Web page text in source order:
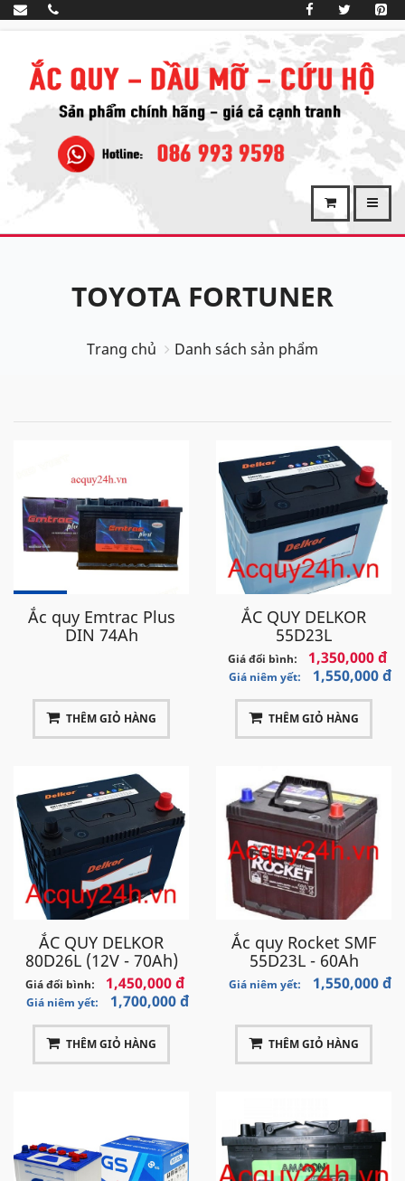
TOYOTA FORTUNER
Trang chủ Danh sách sản phẩm
Ắc quy Emtrac Plus
DIN 74Ah
THÊM GIỎ HÀNG
ẮC QUY DELKOR
55D23L
Giá đổi bình: 1,350,000 đ
Giá niêm yết: 1,550,000 đ
THÊM GIỎ HÀNG
ẮC QUY DELKOR
80D26L (12V - 70Ah)
Giá đổi bình: 1,450,000 đ
Giá niêm yết: 1,700,000 đ
THÊM GIỎ HÀNG
Ắc quy Rocket SMF
55D23L - 60Ah
Giá niêm yết: 1,550,000 đ
THÊM GIỎ HÀNG